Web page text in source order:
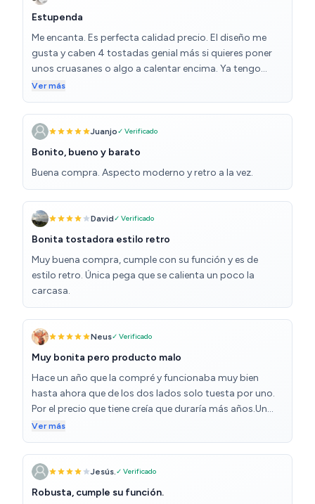
Estupenda
Me encanta. Es perfecta calidad precio. El diseño me
gusta y caben 4 tostadas genial más si quieres poner
unos cruasanes o algo a calentar encima. Ya tengo
otros electrodomésticos de esta misma marca y van
genial desde hace muchos años.
Ver más
Juanjo✓ Verificado
Bonito, bueno y barato
Buena compra. Aspecto moderno y retro a la vez.
David✓ Verificado
Bonita tostadora estilo retro
Muy buena compra, cumple con su función y es de
estilo retro. Única pega que se calienta un poco la
carcasa.
Neus✓ Verificado
Muy bonita pero producto malo
Hace un año que la compré y funcionaba muy bien
hasta ahora que de los dos lados solo tuesta por uno.
Por el precio que tiene creía que duraría más años.Un
desastre.
Ver más
Jesús. ✓ Verificado
Robusta, cumple su función.